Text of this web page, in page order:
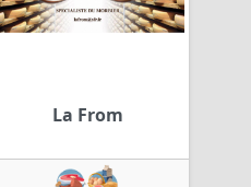
La From